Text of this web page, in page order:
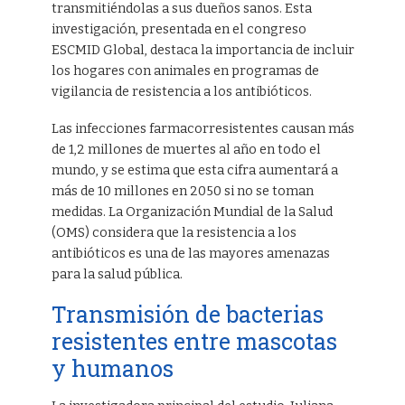
transmitiéndolas a sus dueños sanos. Esta
investigación, presentada en el congreso
ESCMID Global, destaca la importancia de incluir
los hogares con animales en programas de
vigilancia de resistencia a los antibióticos.
Las infecciones farmacorresistentes causan más
de 1,2 millones de muertes al año en todo el
mundo, y se estima que esta cifra aumentará a
más de 10 millones en 2050 si no se toman
medidas. La Organización Mundial de la Salud
(OMS) considera que la resistencia a los
antibióticos es una de las mayores amenazas
para la salud pública.
Transmisión de bacterias
resistentes entre mascotas
y humanos